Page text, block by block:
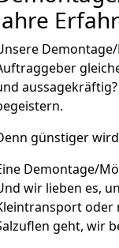
günstiger
Demontage/
wir lieben es,
oder
geht, wir